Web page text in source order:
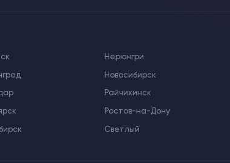
Нерюнгри
Новосибирск
Райчихинск
Ростов-на-Дону
Светлый